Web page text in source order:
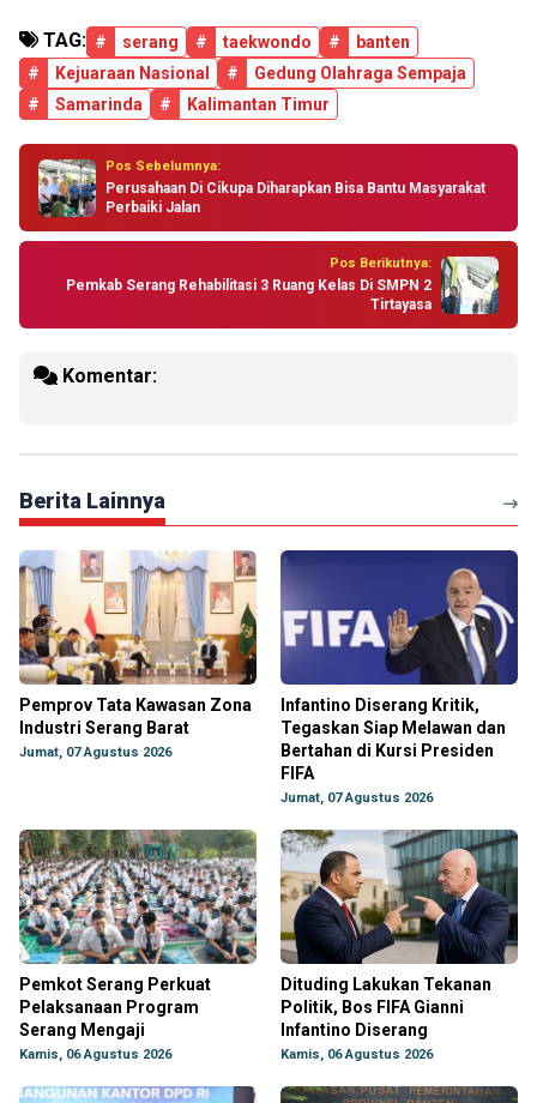
TAG: # serang # taekwondo #
banten
#
Kejuaraan Nasional #
Gedung Olahraga Sempaja
#
Samarinda # Kalimantan Timur
Pos Sebelumnya:
Perusahaan Di Cikupa Diharapkan Bisa Bantu Masyarakat
Perbaiki Jalan
Pos Berikutnya:
Pemkab Serang Rehabilitasi 3 Ruang Kelas Di SMPN 2
Tirtayasa
Komentar:
Berita Lainnya
Pemprov Tata Kawasan Zona
Industri Serang Barat
Jumat, 07 Agustus 2026
Infantino Diserang Kritik,
Tegaskan Siap Melawan dan
Bertahan di Kursi Presiden
FIFA
Jumat, 07 Agustus 2026
Pemkot Serang Perkuat
Pelaksanaan Program
Serang Mengaji
Kamis, 06 Agustus 2026
Dituding Lakukan Tekanan
Politik, Bos FIFA Gianni
Infantino Diserang
Kamis, 06 Agustus 2026